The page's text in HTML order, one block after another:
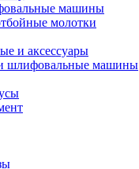
машины
молотки
и аксессуары
шлифовальные машины